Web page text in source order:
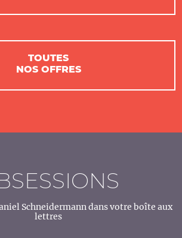
TOUTES
NOS OFFRES
Schneidermann dans votre boîte aux
lettres